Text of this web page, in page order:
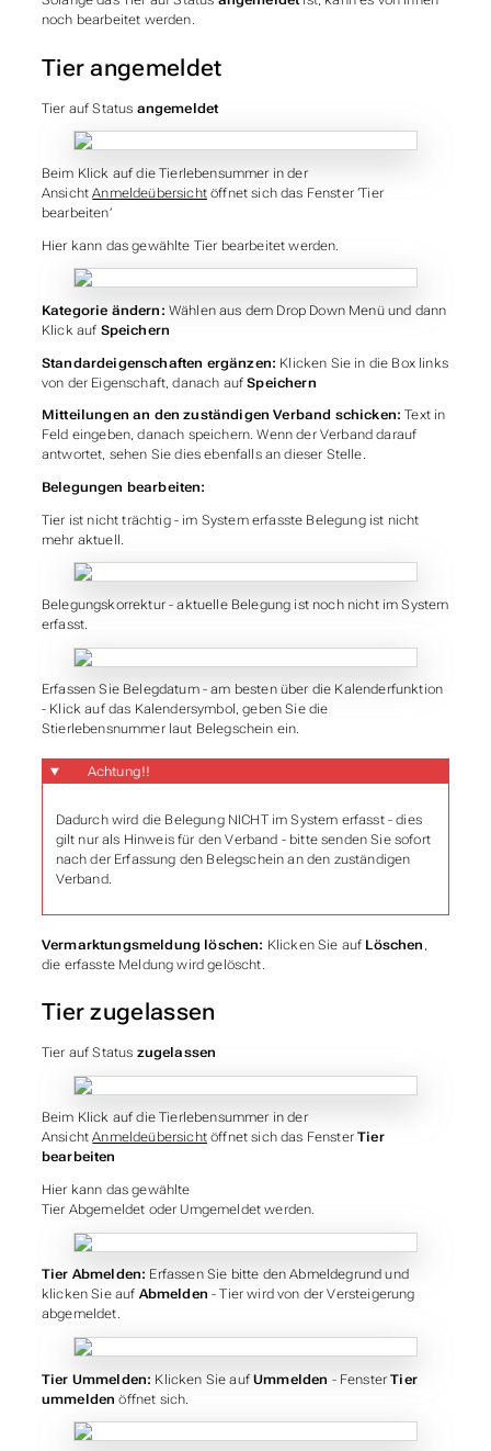
noch bearbeitet werden.
Tier angemeldet
Tier auf Status angemeldet
Beim Klick auf die Tierlebensummer in der
AnsichtAnmeldeübersichtöffnet sich das Fenster ‘Tier
bearbeiten’
Hier kann das gewählte Tier bearbeitet werden.
Kategorie ändern: Wählen aus dem Drop Down Menü und dann
Klick auf Speichern
Standardeigenschaften ergänzen: Klicken Sie in die Box links
von der Eigenschaft, danach aufSpeichern
Mitteilungen an den zuständigen Verband schicken: Text in
Feld eingeben, danach speichern. Wenn der Verband darauf
antwortet, sehen Sie dies ebenfalls an dieser Stelle.
Belegungen bearbeiten:
Tier ist nicht trächtig- im System erfasste Belegung ist nicht
mehr aktuell.
Belegungskorrektur- aktuelle Belegung ist noch nicht im System
erfasst.
Erfassen Sie Belegdatum- am besten über die Kalenderfunktion
- Klick auf das Kalendersymbol, geben Sie die
Stierlebensnummer laut Belegschein ein.
Achtung!!
Dadurch wird die Belegung NICHT im System erfasst - dies
gilt nur als Hinweis für den Verband - bitte senden Sie sofort
nach der Erfassung den Belegschein an den zuständigen
Verband.
Vermarktungsmeldung löschen: Klicken Sie auf Löschen
die erfasste Meldung wird gelöscht.
Tier zugelassen
Tier auf Status zugelassen
Beim Klick auf die Tierlebensummer in der
AnsichtAnmeldeübersichtöffnet sich das FensterTier
bearbeiten
Hier kann das gewählte
Tier Abgemeldet oder Umgemeldet werden.
Tier Abmelden: Erfassen Sie bitte den Abmeldegrund und
klicken Sie auf Abmelden - Tier wird von der Versteigerung
abgemeldet.
Tier Ummelden: Klicken Sie aufUmmelden - FensterTier
ummelden öffnet sich.